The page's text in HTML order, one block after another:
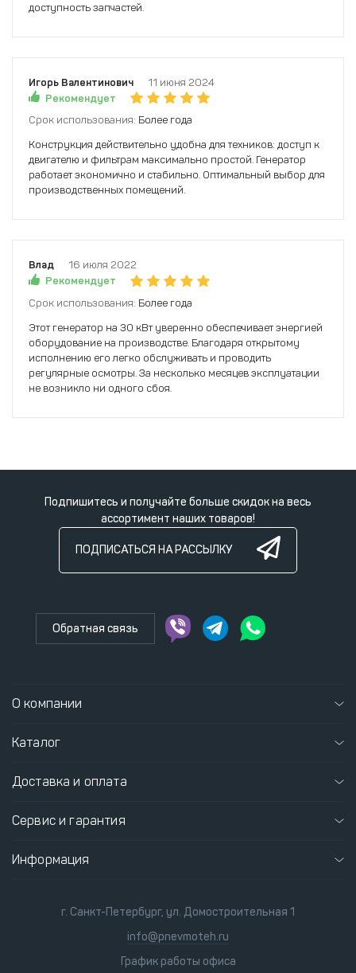
доступность запчастей.
Игорь Валентинович
11 июня 2024
Рекомендует
Срок использования: Более года
Конструкция действительно удобна для техников: доступ к
двигателю и фильтрам максимально простой. Генератор
работает экономично и стабильно. Оптимальный выбор для
производственных помещений.
Влад
16 июля 2022
Рекомендует
Срок использования: Более года
Этот генератор на 30 кВт уверенно обеспечивает энергией
оборудование на производстве. Благодаря открытому
исполнению его легко обслуживать и проводить
регулярные осмотры. За несколько месяцев эксплуатации
не возникло ни одного сбоя.
Подпишитесь и получайте больше скидок на весь
ассортимент наших товаров!
ПОДПИСАТЬСЯ НА РАССЫЛКУ
Обратная связь
О компании
Каталог
Доставка и оплата
Сервис и гарантия
Информация
г. Санкт-Петербург, ул. Домостроительная 1
info@pnevmoteh.ru
График работы офиса